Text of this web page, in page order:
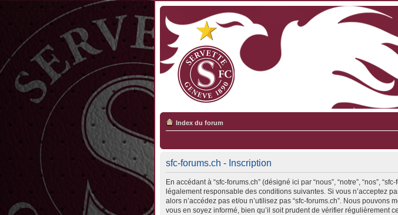
Index du forum
sfc-forums.ch - Inscription
En accédant à “sfc-forums.ch” (désigné ici par “nous”, “notre”, “nos”,
légalement responsable des conditions suivantes. Si vous n’acceptez
alors n’accédez pas et/ou n’utilisez pas “sfc-forums.ch”. Nous
vous en soyez informé, bien qu’il soit prudent de vérifier régulièrement